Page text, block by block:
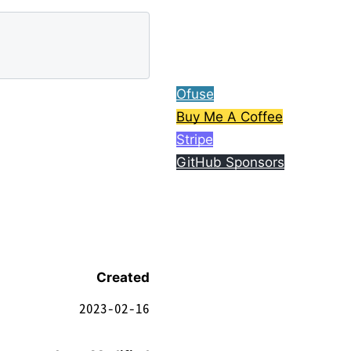
Ofuse
Buy Me A Coffee
Stripe
GitHub Sponsors
Created
2023-02-16